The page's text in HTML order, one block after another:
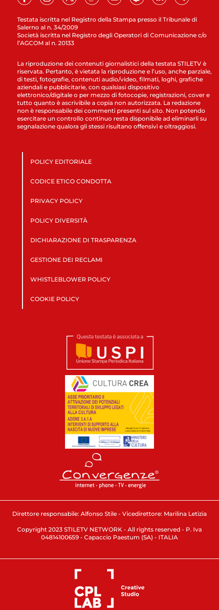
Testata iscritta nel Registro della Stampa presso il Tribunale di
Salerno al n. 34/2009
Società iscritta nel Registro degli Operatori di Comunicazione c/o
l’AGCOM al n. 20133
La riproduzione dei contenuti giornalistici della testata STILETV è
riservata. Pertanto, è vietata la riproduzione e l’uso, anche parziale,
di testi, fotografie, contenuti audio/video, filmati, loghi, grafiche
aziendali e pubblicitarie, con qualsiasi dispositivo
elettronico/digitale o per mezzo di fotocopie, registrazioni, cover e
tutto quanto è ascrivibile a copia non autorizzata. La redazione
non è responsabile dei commenti presenti sul sito. Non potendo
esercitare un controllo continuo resta disponibile ad eliminarli su
segnalazione qualora gli stessi risultano offensivi e oltraggiosi.
POLICY EDITORIALE
CODICE ETICO CONDOTTA
PRIVACY POLICY
POLICY DIVERSITÀ
DICHIARAZIONE DI TRASPARENZA
GESTIONE DEI RECLAMI
WHISTLEBLOWER POLICY
COOKIE POLICY
Direttore responsabile: Alfonso Stile - Vicedirettore: Marilina Letizia
Copyright 2023 STILETV NETWORK - All rights reserved - P. Iva
04814100659 - Capaccio Paestum (SA) - ITALIA